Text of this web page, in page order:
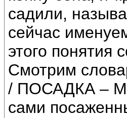
садили,
сейчас
этого понятия
Смотрим
/ ПОСАДКА –
сами